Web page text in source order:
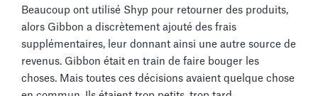
Beaucoup ont utilisé Shyp pour retourner des produits,
alors Gibbon a discrètement ajouté des frais
supplémentaires, leur donnant ainsi une autre source de
revenus. Gibbon était en train de faire bouger les
choses. Mais toutes ces décisions avaient quelque chose